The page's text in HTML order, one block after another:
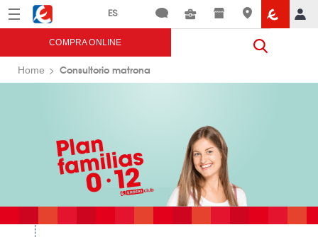
Menú Eroski
COMPRA ONLINE
Home Consultorio matrona